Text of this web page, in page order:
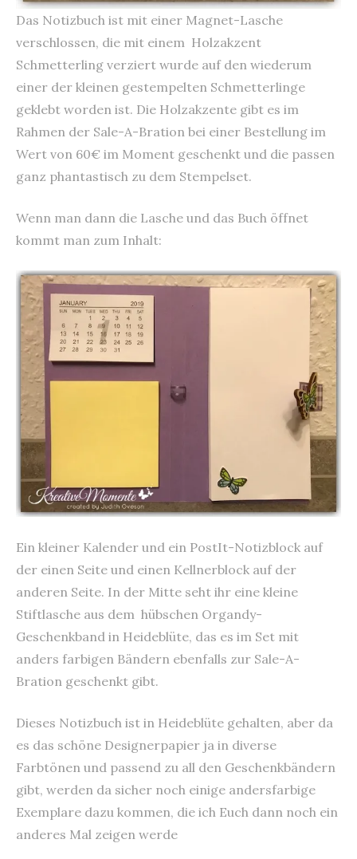
Das Notizbuch ist mit einer Magnet-Lasche
verschlossen, die mit einem Holzakzent
Schmetterling verziert wurde auf den wiederum
einer der kleinen gestempelten Schmetterlinge
geklebt worden ist. Die Holzakzente gibt es im
Rahmen der Sale-A-Bration bei einer Bestellung im
Wert von 60€ im Moment geschenkt und die passen
ganz phantastisch zu dem Stempelset.
Wenn man dann die Lasche und das Buch öffnet
kommt man zum Inhalt:
Ein kleiner Kalender und ein PostIt-Notizblock auf
der einen Seite und einen Kellnerblock auf der
anderen Seite. In der Mitte seht ihr eine kleine
Stiftlasche aus dem hübschen Organdy-
Geschenkband in Heideblüte, das es im Set mit
anders farbigen Bändern ebenfalls zur Sale-A-
Bration geschenkt gibt.
Dieses Notizbuch ist in Heideblüte gehalten, aber da
es das schöne Designerpapier ja in diverse
Farbtönen und passend zu all den Geschenkbändern
gibt, werden da sicher noch einige andersfarbige
Exemplare dazu kommen, die ich Euch dann noch ein
anderes Mal zeigen werde